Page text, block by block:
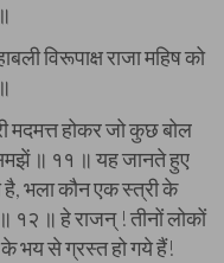
विरूपाक्ष राजा महिष को
मदमत्त होकर जो कुछ बोल
॥ ११ ॥ यह जानते हुए
भला कौन एक स्त्री के
॥ १२ ॥ हे राजन् ! तीनों लोकों
भय से ग्रस्त हो गये हैं!